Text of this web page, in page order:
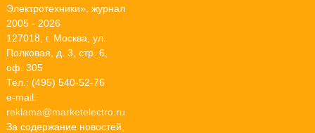
Электротехники», журнал
2005 - 2026
127018, г. Москва, ул.
Полковая, д. 3, стр. 6,
оф. 305
Тел.: (495) 540-52-76
e-mail:
reklama@marketelectro.ru
За содержание новостей,